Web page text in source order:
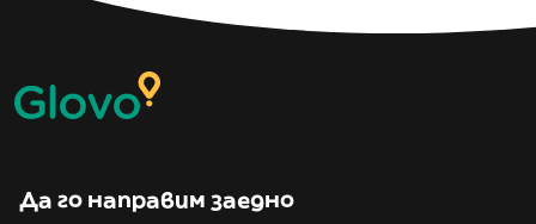
Да го направим заедно